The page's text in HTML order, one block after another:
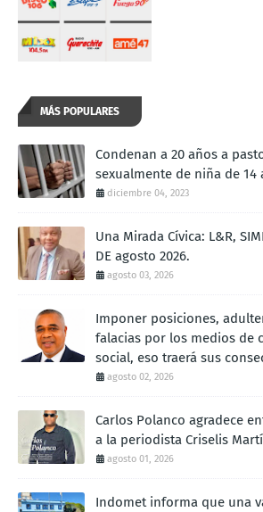
MÁS POPULARES
Condenan a 20 años a
sexualmente de niña de 14
diciembre 04, 2023
Una Mirada Cívica: L&R,
DE agosto 2026.
agosto 03, 2026
Imponer posiciones,
falacias por los medios de
social, eso traerá sus
agosto 02, 2026
Carlos Polanco agradece
a la periodista Criselis
agosto 01, 2026
Indomet informa que una